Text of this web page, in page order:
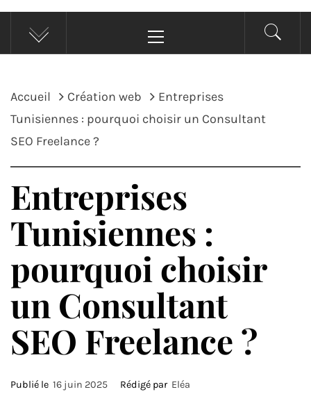
principal
Accueil Création web
Entreprises
Tunisiennes : pourquoi choisir un Consultant
SEO Freelance ?
Entreprises
Tunisiennes :
pourquoi choisir
un Consultant
SEO Freelance ?
Publié le 16 juin 2025 Rédigé par Eléa